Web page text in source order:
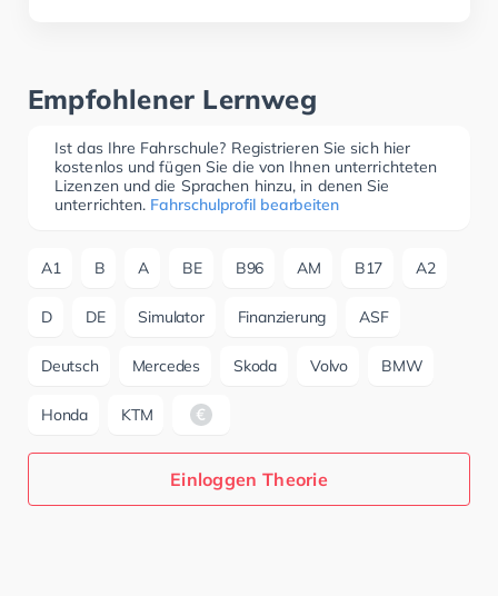
Empfohlener Lernweg
Ist das Ihre Fahrschule? Registrieren Sie sich hier
kostenlos und fügen Sie die von Ihnen unterrichteten
Lizenzen und die Sprachen hinzu, in denen Sie
unterrichten. Fahrschulprofil bearbeiten
A1 B A BE B96 AM B17 A2
D DE Simulator Finanzierung ASF
Deutsch Mercedes Skoda Volvo BMW
Honda KTM
Einloggen Theorie